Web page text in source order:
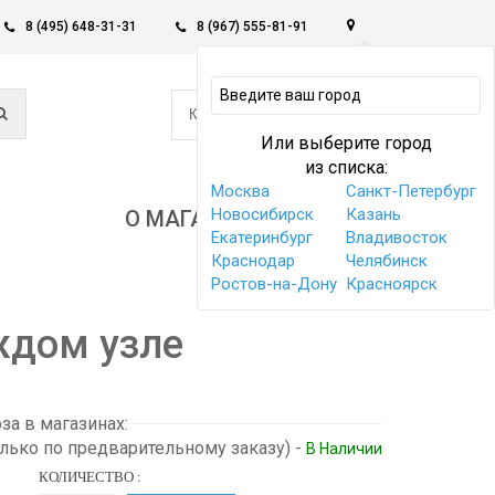
8 (495) 648-31-31 8 (967) 555-81-91
Или выберите город
из списка:
Москва
Санкт-Петербург
Новосибирск
Казань
Екатеринбург
Владивосток
Краснодар
Челябинск
Ростов-на-Дону Красноярск
КОРЗИНА -
0
О МАГАЗИНЕ
узле
в магазинах:
по предварительному заказу) - В Наличии
КОЛИЧЕСТВО :